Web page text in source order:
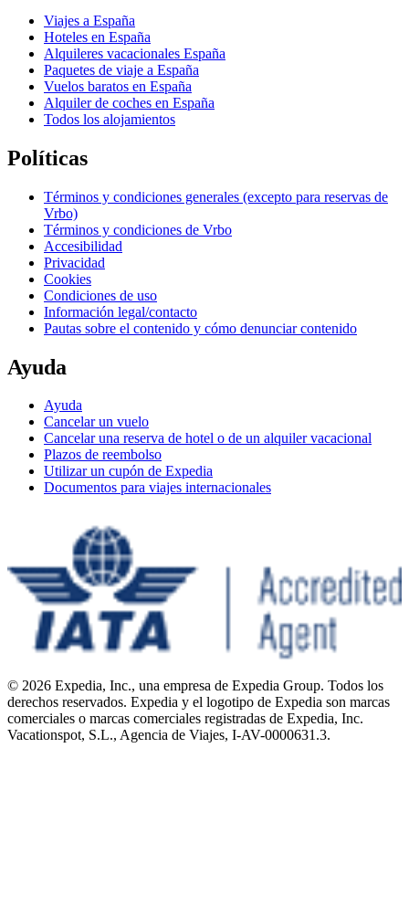
Viajes a España
Hoteles en España
Alquileres vacacionales España
Paquetes de viaje a España
Vuelos baratos en España
Alquiler de coches en España
Todos los alojamientos
Políticas
Términos y condiciones generales (excepto para reservas de
Vrbo)
Términos y condiciones de Vrbo
Accesibilidad
Privacidad
Cookies
Condiciones de uso
Información legal/contacto
Pautas sobre el contenido y cómo denunciar contenido
Ayuda
Ayuda
Cancelar un vuelo
Cancelar una reserva de hotel o de un alquiler vacacional
Plazos de reembolso
Utilizar un cupón de Expedia
Documentos para viajes internacionales
© 2026 Expedia, Inc., una empresa de Expedia Group. Todos los
derechos reservados. Expedia y el logotipo de Expedia son marcas
comerciales o marcas comerciales registradas de Expedia, Inc.
Vacationspot, S.L., Agencia de Viajes, I-AV-0000631.3.